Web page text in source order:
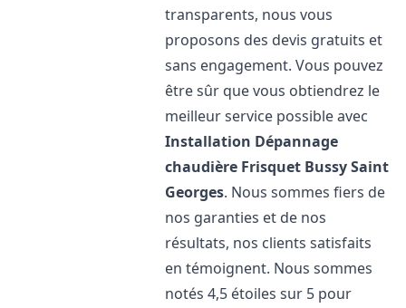
transparents, nous vous
proposons des devis gratuits et
sans engagement. Vous pouvez
être sûr que vous obtiendrez le
meilleur service possible avec
Installation Dépannage
chaudière Frisquet Bussy Saint
Georges. Nous sommes fiers de
nos garanties et de nos
résultats, nos clients satisfaits
en témoignent. Nous sommes
notés 4,5 étoiles sur 5 pour